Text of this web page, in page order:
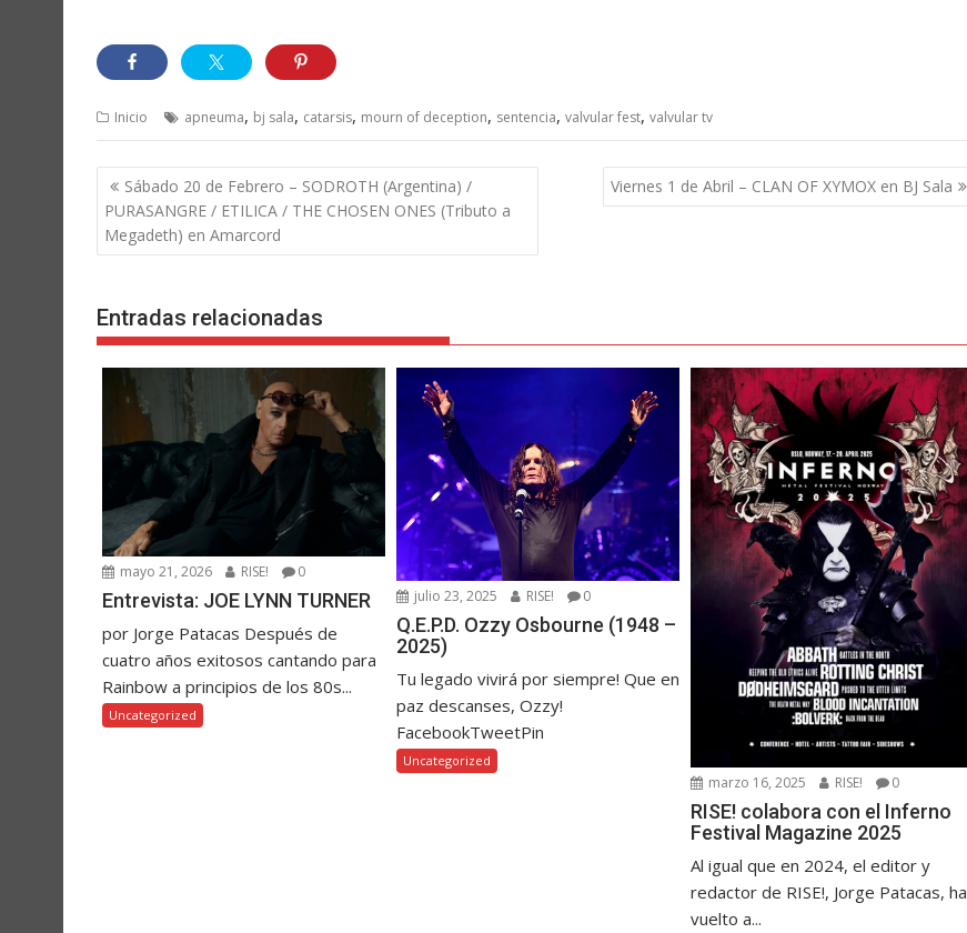
Inicio apneuma, bj sala, catarsis, mourn of deception, sentencia, valvular fest, valvular tv
Navegación
de
entradas
Sábado 20 de Febrero – SODROTH (Argentina) /
PURASANGRE / ETILICA / THE CHOSEN ONES (Tributo a
Megadeth) en Amarcord
Viernes 1 de Abril – CLAN OF XYMOX en BJ Sala
Entradas relacionadas
mayo 21, 2026 RISE! 0
Entrevista: JOE LYNN TURNER
por Jorge Patacas Después de
cuatro años exitosos cantando para
Rainbow a principios de los 80s...
Uncategorized
julio 23, 2025 RISE! 0
Q.E.P.D. Ozzy Osbourne (1948 –
2025)
Tu legado vivirá por siempre! Que en
paz descanses, Ozzy!
FacebookTweetPin
Uncategorized
marzo 16, 2025 RISE! 0
RISE! colabora con el Inferno
Festival Magazine 2025
Al igual que en 2024, el editor y
redactor de RISE!, Jorge Patacas, ha
vuelto a...